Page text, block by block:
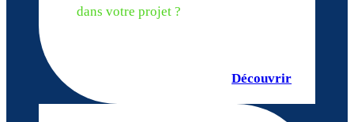
dans votre projet ?
Découvrir